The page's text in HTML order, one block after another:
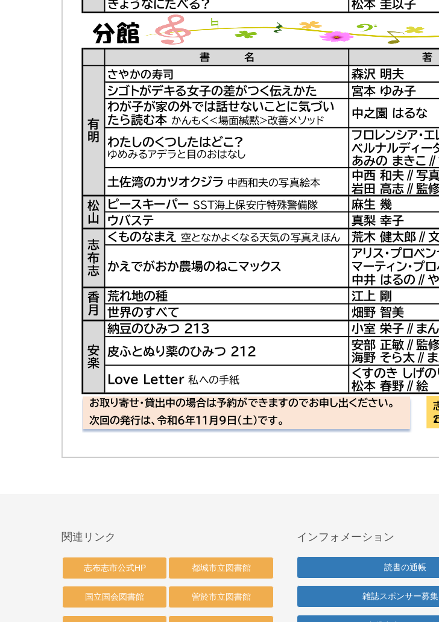
関連リンク
志布志市公式HP
国立国会図書館
都城市立図書館
曽於市立図書館
インフォメーション
読書の通帳
雑誌スポンサー募集